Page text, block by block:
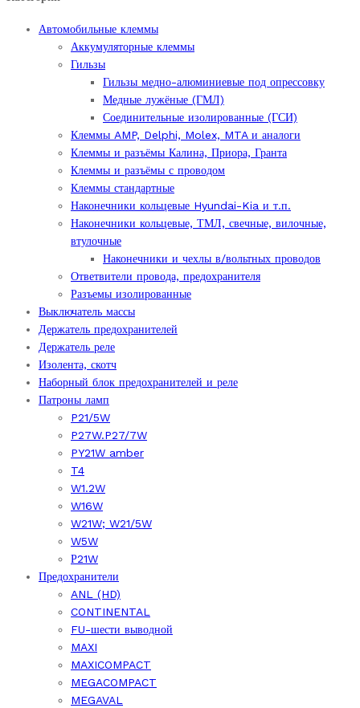
Автомобильные клеммы
Аккумуляторные клеммы
Гильзы
Гильзы медно-алюминиевые под опрессовку
Медные лужёные (ГМЛ)
Соединительные изолированные (ГСИ)
Клеммы AMP, Delphi, Molex, MTA и аналоги
Клеммы и разъёмы Калина, Приора, Гранта
Клеммы и разъёмы с проводом
Клеммы стандартные
Наконечники кольцевые Hyundai-Kia и т.п.
Наконечники кольцевые, ТМЛ, свечные, вилочные,
втулочные
Наконечники и чехлы в/вольтных проводов
Ответвители провода, предохранителя
Разъемы изолированные
Выключатель массы
Держатель предохранителей
Держатель реле
Изолента, скотч
Наборный блок предохранителей и реле
Патроны ламп
P21/5W
P27W.P27/7W
PY21W amber
T4
W1.2W
W16W
W21W; W21/5W
W5W
Р21W
Предохранители
ANL (HD)
CONTINENTAL
FU-шести выводной
MAXI
MAXICOMPACT
MEGACOMPACT
MEGAVAL